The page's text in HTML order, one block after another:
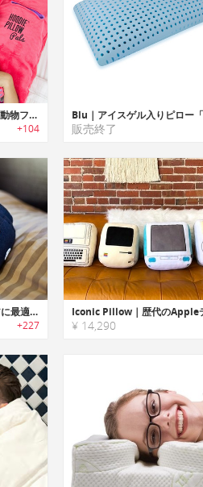
HoodiePillow｜ふわふわの動物フード付き枕「フーディーピロー」
+104 販売終了
Lens Pillow｜カメラマニアに最適なカメラレンズ型ピロー
+227 ¥ 14,290